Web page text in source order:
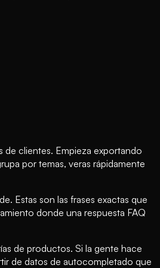
de clientes. Empieza exportando
por temas, veras rápidamente
Estas son las frases exactas que
donde una respuesta FAQ
de productos. Si la gente hace
de datos de autocompletado que